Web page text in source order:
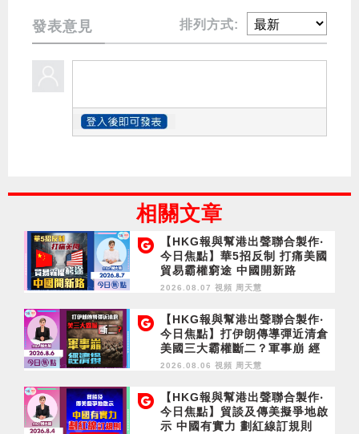
發表意見 排列方式:
相關文章
【HKG報與幫港出聲聯合製作‧
今日焦點】華5招反制 打痛美國
貿易霸權窮途 中國開新路
2026.08.07 視頻 周天慧
【HKG報與幫港出聲聯合製作‧
今日焦點】打伊朗傳導彈近清倉
美國三大霸權斷二？軍事崩 經
濟損
2026.08.06 視頻 周天慧
【HKG報與幫港出聲聯合製作‧
今日焦點】貿談及傳美擬爭地啟
示 中國有實力 劃紅線訂規則